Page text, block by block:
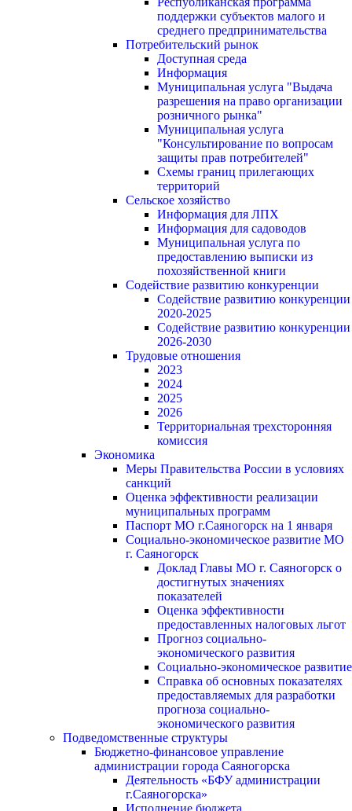
поддержки субъектов малого и
среднего предпринимательства
Потребительский рынок
Доступная среда
Информация
Муниципальная услуга "Выдача
разрешения на право организации
розничного рынка"
Муниципальная услуга
"Консультирование по вопросам
защиты прав потребителей"
Схемы границ прилегающих
территорий
Сельское хозяйство
Информация для ЛПХ
Информация для садоводов
Муниципальная услуга по
предоставлению выписки из
похозяйственной книги
Содействие развитию конкуренции
Содействие развитию конкуренции
2020-2025
Содействие развитию конкуренции
2026-2030
Трудовые отношения
2023
2024
2025
2026
Территориальная трехсторонняя
комиссия
Экономика
Меры Правительства России в условиях
санкций
Оценка эффективности реализации
муниципальных программ
Паспорт МО г.Саяногорск на 1 января
Социально-экономическое развитие МО
г. Саяногорск
Доклад Главы МО г. Саяногорск о
достигнутых значениях
показателей
Оценка эффективности
предоставленных налоговых льгот
Прогноз социально-
экономического развития
Социально-экономическое развитие
Справка об основных показателях
предоставляемых для разработки
прогноза социально-
экономического развития
Подведомственные структуры
Бюджетно-финансовое управление
администрации города Саяногорска
Деятельность «БФУ администрации
г.Саяногорска»